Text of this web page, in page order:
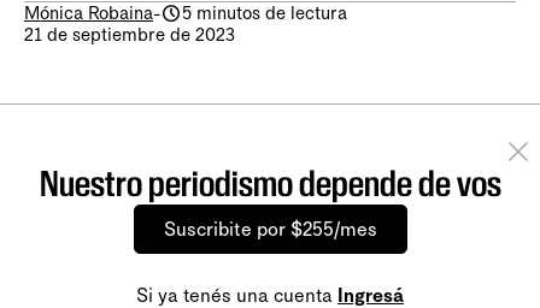
Mónica Robaina-
5 minutos de lectura
21 de septiembre de 2023
Nuestro periodismo depende de vos
Suscribite por $255/mes
Si ya tenés una cuenta Ingresá